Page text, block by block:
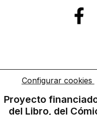
Configurar cookies
Proyecto
del Libro, del